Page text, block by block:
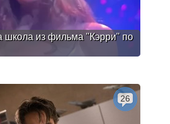
школа из фильма "Кэрри" по
26